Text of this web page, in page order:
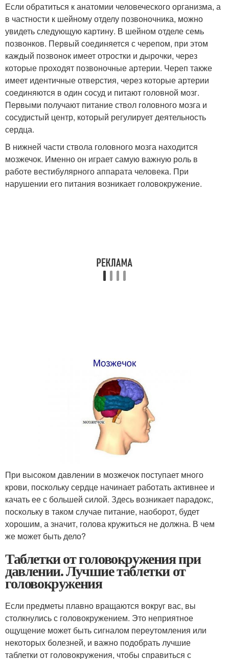
Если обратиться к анатомии человеческого организма, а
в частности к шейному отделу позвоночника, можно
увидеть следующую картину. В шейном отделе семь
позвонков. Первый соединяется с черепом, при этом
каждый позвонок имеет отростки и дырочки, через
которые проходят позвоночные артерии. Череп также
имеет идентичные отверстия, через которые артерии
соединяются в один сосуд и питают головной мозг.
Первыми получают питание ствол головного мозга и
сосудистый центр, который регулирует деятельность
сердца.
В нижней части ствола головного мозга находится
мозжечок. Именно он играет самую важную роль в
работе вестибулярного аппарата человека. При
нарушении его питания возникает головокружение.
При высоком давлении в мозжечок поступает много
крови, поскольку сердце начинает работать активнее и
качать ее с большей силой. Здесь возникает парадокс,
поскольку в таком случае питание, наоборот, будет
хорошим, а значит, голова кружиться не должна. В чем
же может быть дело?
Таблетки от головокружения при
давлении. Лучшие таблетки от
головокружения
Если предметы плавно вращаются вокруг вас, вы
столкнулись с головокружением. Это неприятное
ощущение может быть сигналом переутомления или
некоторых болезней, и важно подобрать лучшие
таблетки от головокружения, чтобы справиться с